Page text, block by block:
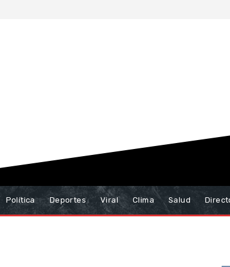
Política Deportes Viral Clima Salud